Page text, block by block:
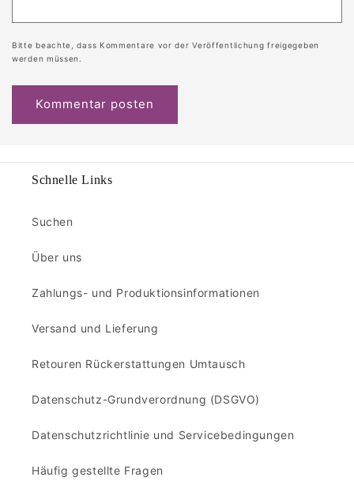
Bitte beachte, dass Kommentare vor der Veröffentlichung freigegeben
werden müssen.
Schnelle Links
Suchen
Über uns
Zahlungs- und Produktionsinformationen
Versand und Lieferung
Retouren Rückerstattungen Umtausch
Datenschutz-Grundverordnung (DSGVO)
Datenschutzrichtlinie und Servicebedingungen
Häufig gestellte Fragen